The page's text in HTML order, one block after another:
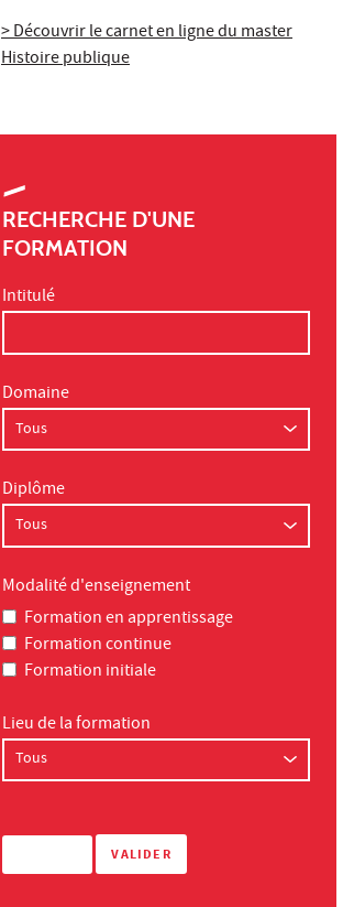
> Découvrir le carnet en ligne du master
Histoire publique
RECHERCHE D'UNE
FORMATION
Intitulé
Domaine
Diplôme
Modalité d'enseignement
Formation en apprentissage
Formation continue
Formation initiale
Lieu de la formation